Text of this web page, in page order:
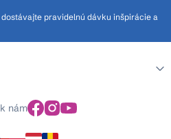
pravidelnú dávku inšpirácie a
nám